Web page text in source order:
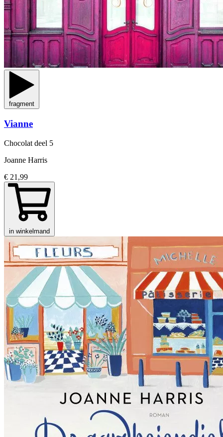
fragment
Vianne
Chocolat deel 5
Joanne Harris
€ 21,99
in winkelmand